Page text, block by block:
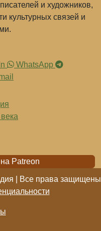
и художников,
культурных связей и
WhatsApp
Patreon
| Все права защищены